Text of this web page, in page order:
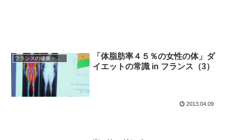
フランスの健康・医療
「体脂肪率４５％の女性の体」ダ
イエットの常識 in フランス（3）
2013.04.09